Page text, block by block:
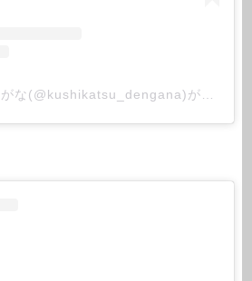
【公式】串かつでんがな(@kushikatsu_dengana)がシェアした投稿